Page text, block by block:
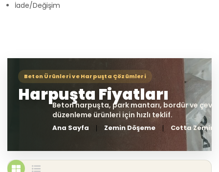
İade/Değişim
Ana Sayfa Zemin Döşeme Cotta Zemin